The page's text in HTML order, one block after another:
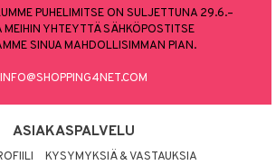
PUHELIMITSE ON SULJETTUNA 29.6.–
MEIHIN YHTEYTTÄ SÄHKÖPOSTITSE
SINUA MAHDOLLISIMMAN PIAN.
INFO@SHOPPING4NET.COM
ASIAKASPALVELU
KYSYMYKSIÄ & VASTAUKSIA